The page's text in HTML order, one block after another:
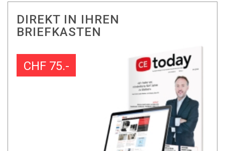
DIREKT IN IHREN
BRIEFKASTEN
CHF 75.-